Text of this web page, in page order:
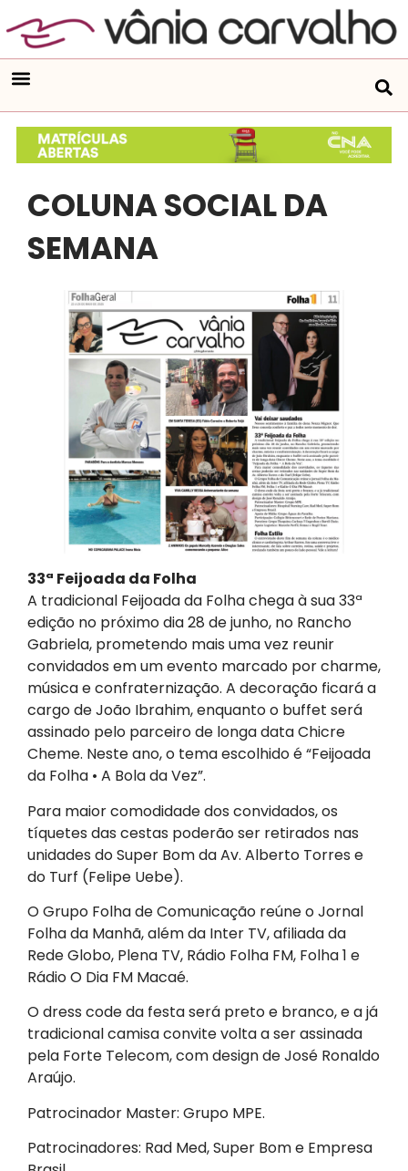
COLUNA SOCIAL DA
SEMANA
33ª Feijoada da Folha
A tradicional Feijoada da Folha chega à sua 33ª
edição no próximo dia 28 de junho, no Rancho
Gabriela, prometendo mais uma vez reunir
convidados em um evento marcado por charme,
música e confraternização. A decoração ficará a
cargo de João Ibrahim, enquanto o buffet será
assinado pelo parceiro de longa data Chicre
Cheme. Neste ano, o tema escolhido é “Feijoada
da Folha • A Bola da Vez”.
Para maior comodidade dos convidados, os
tíquetes das cestas poderão ser retirados nas
unidades do Super Bom da Av. Alberto Torres e
do Turf (Felipe Uebe).
O Grupo Folha de Comunicação reúne o Jornal
Folha da Manhã, além da Inter TV, afiliada da
Rede Globo, Plena TV, Rádio Folha FM, Folha 1 e
Rádio O Dia FM Macaé.
O dress code da festa será preto e branco, e a já
tradicional camisa convite volta a ser assinada
pela Forte Telecom, com design de José Ronaldo
Araújo.
Patrocinador Master: Grupo MPE.
Patrocinadores: Rad Med, Super Bom e Empresa